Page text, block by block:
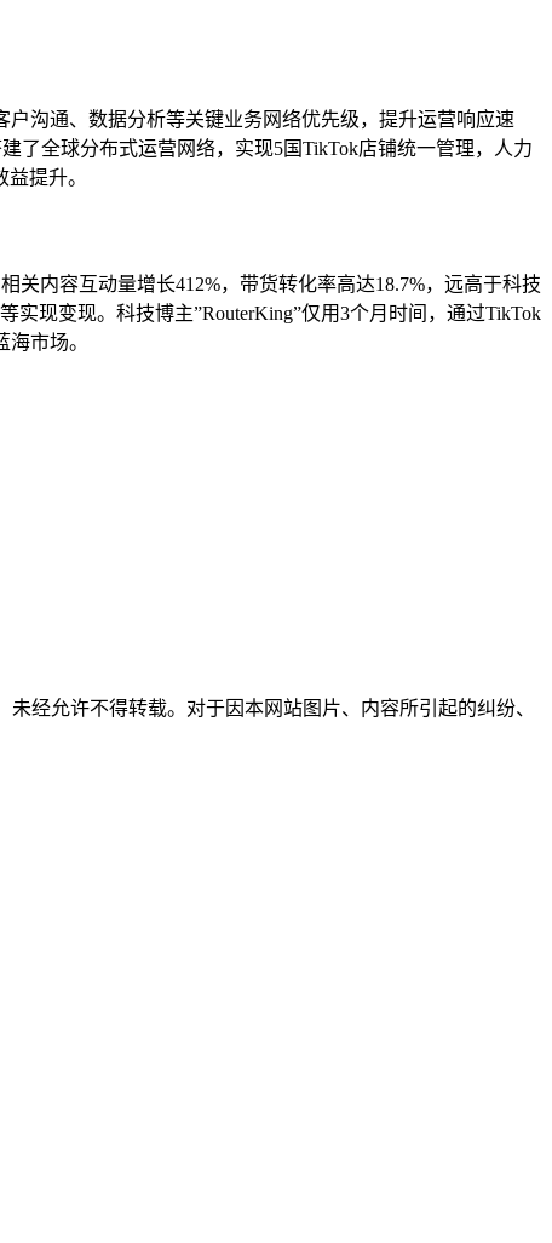
户沟通、数据分析等关键业务网络优先级，提升运营响应速
了全球分布式运营网络，实现5国TikTok店铺统一管理，人力
提升。
关内容互动量增长412%，带货转化率高达18.7%，远高于科技
现变现。科技博主”RouterKing”仅用3个月时间，通过TikTok
市场。
经允许不得转载。对于因本网站图片、内容所引起的纠纷、